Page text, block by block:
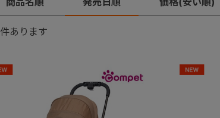
件あります